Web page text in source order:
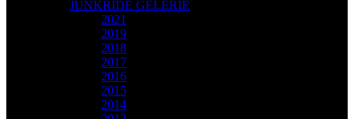
JUNKRIDE GELÉRIE
2021
2019
2018
2017
2016
2015
2014